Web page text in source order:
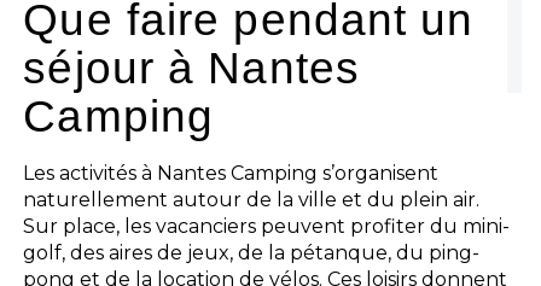
Que faire pendant un
séjour à Nantes
Camping
Les activités à Nantes Camping s’organisent
naturellement autour de la ville et du plein air.
Sur place, les vacanciers peuvent profiter du mini-
golf, des aires de jeux, de la pétanque, du ping-
pong et de la location de vélos. Ces loisirs donnent